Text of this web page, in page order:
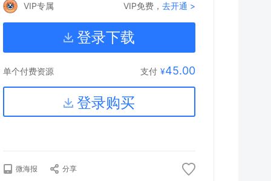
VIP专属 VIP免费，去开通 >
登录下载
单个付费资源 支付 ¥45.00
登录购买
微海报 分享